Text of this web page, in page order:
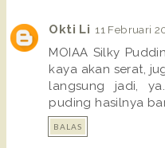
Okti Li 11 Februari
MOIAA Silky
kaya akan serat,
langsung jadi,
puding hasilnya
BALAS